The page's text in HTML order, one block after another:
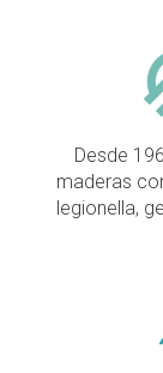
Desde
maderas
legionella,